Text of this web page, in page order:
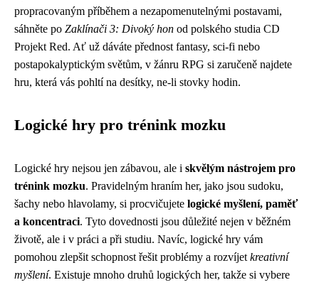
propracovaným příběhem a nezapomenutelnými postavami,
sáhněte po Zaklínači 3: Divoký hon od polského studia CD
Projekt Red. Ať už dáváte přednost fantasy, sci-fi nebo
postapokalyptickým světům, v žánru RPG si zaručeně najdete
hru, která vás pohltí na desítky, ne-li stovky hodin.
Logické hry pro trénink mozku
Logické hry nejsou jen zábavou, ale i skvělým nástrojem pro
trénink mozku. Pravidelným hraním her, jako jsou sudoku,
šachy nebo hlavolamy, si procvičujete logické myšlení, paměť
a koncentraci. Tyto dovednosti jsou důležité nejen v běžném
životě, ale i v práci a při studiu. Navíc, logické hry vám
pomohou zlepšit schopnost řešit problémy a rozvíjet kreativní
myšlení. Existuje mnoho druhů logických her, takže si vybere